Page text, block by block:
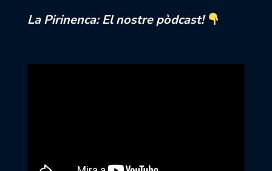
La Pirinenca: El nostre pòdcast!